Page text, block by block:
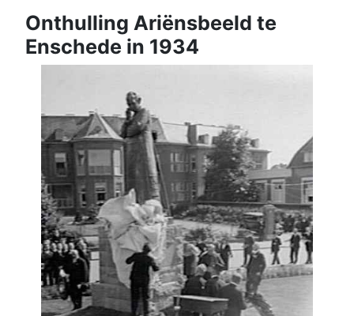
Onthulling Ariënsbeeld te
Enschede in 1934